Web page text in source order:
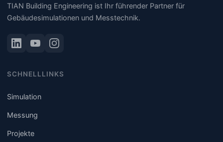
TIAN Building Engineering ist Ihr führender Partner für
Gebäudesimulationen und Messtechnik.
SCHNELLLINKS
Simulation
Messung
Projekte